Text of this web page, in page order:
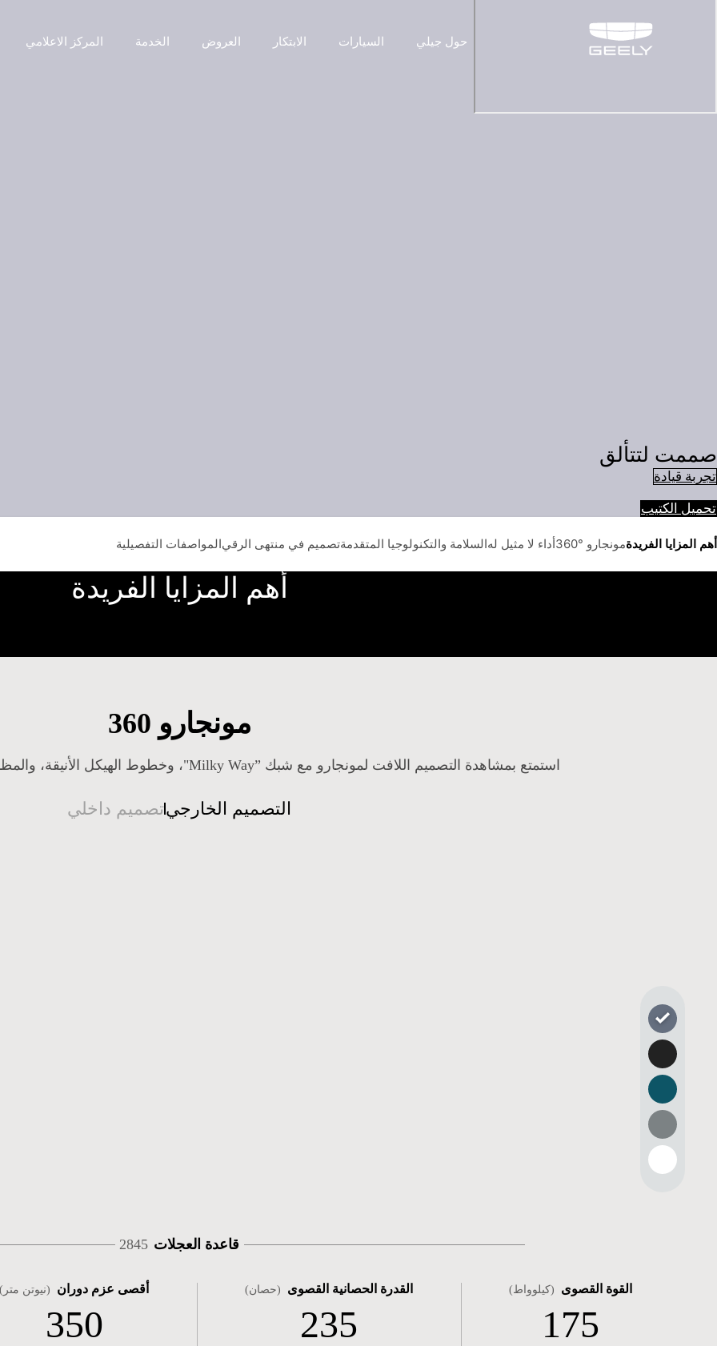
حول جيلي السيارات الابتكار العروض الخدمة المركز الاعلامي
صممت لتتألق
تجربة قيادة
تحميل الكتيب
أهم المزايا الفريدةمونجارو °360 أداء لا مثيل لهالسلامة والتكنولوجيا المتقدمةتصميم في منتهى الرقيالمواصفات التفصيلية
أهم المزايا الفريدة
مونجارو 360
استمتع بمشاهدة التصميم اللافت لمونجارو مع شبك ”Milky Way"، وخطوط الهيكل الأنيقة، والمظهر الذي يوحي بالقوة من كل زاوية.
التصميم الخارجيتصميم داخلي
قاعدة العجلات 2845
القوة القصوى (كيلوواط)
175
القدرة الحصانية القصوى (حصان)
235
أقصى عزم دوران (نيوتن متر)
350